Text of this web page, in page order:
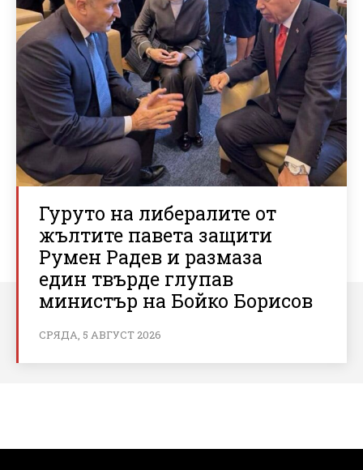
Гуруто на либералите от
жълтите павета защити
Румен Радев и размаза
един твърде глупав
министър на Бойко Борисов
СРЯДА, 5 АВГУСТ 2026